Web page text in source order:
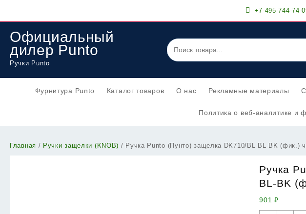
+7-495-744-74-
Официальный
дилер Punto
Ручки Punto
Фурнитура Punto Каталог товаров О нас Рекламные материалы
Политика о веб-аналитике и
Главная / Ручки защелки (KNOB) / Ручка Punto (Пунто) защелка DK710/BL BL-BK (фик.)
Ручка
BL-BK
901₽